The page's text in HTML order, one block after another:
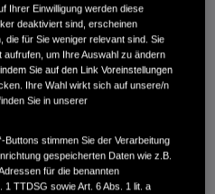
um die technischen Angaben
Ihrer Einwilligung werden diese
deaktiviert sind, erscheinen
die für Sie weniger relevant sind. Sie
um Ihre Auswahl zu ändern
Sie auf den Link Voreinstellungen
Ihre Wahl wirkt sich auf unsere/n
Sie in unserer
Buttons stimmen Sie der Verarbeitung
gespeicherten Daten wie z.B.
für die benannten
TTDSG sowie Art. 6 Abs. 1 lit. a